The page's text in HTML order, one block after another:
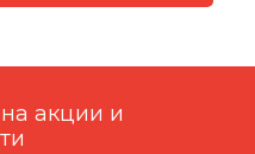
акции и